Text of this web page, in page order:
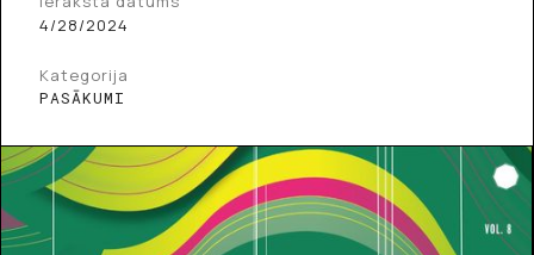
4/28/2024
Kategorija
PASĀKUMI